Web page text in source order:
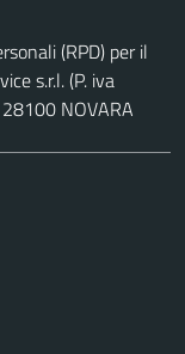
(RPD) per il
s.r.l. (P. iva
NOVARA